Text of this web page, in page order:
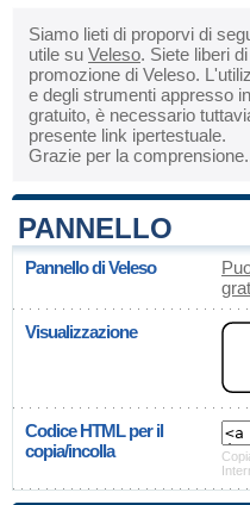
Siamo lieti di proporvi di
utile su Veleso. Siete liberi
promozione di Veleso.
e degli strumenti appresso
gratuito, è necessario
presente link ipertestuale.
Grazie per la
PANNELLO
Pannello di Veleso
Visualizzazione
Codice HTML per il
copia/incolla